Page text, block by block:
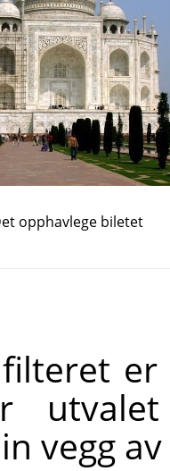
opphavlege biletet
vegg